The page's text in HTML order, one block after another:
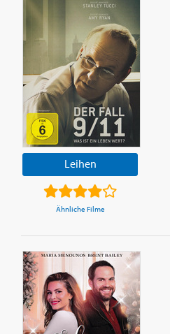
Leihen
Ähnliche Filme